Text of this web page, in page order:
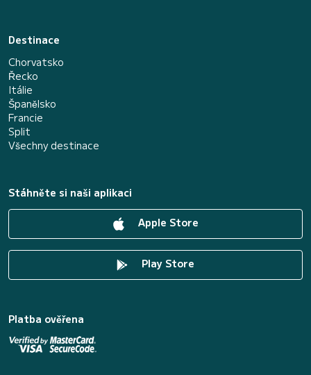
Destinace
Chorvatsko
Řecko
Itálie
Španělsko
Francie
Split
Všechny destinace
Stáhněte si naši aplikaci
Apple Store
Play Store
Platba ověřena